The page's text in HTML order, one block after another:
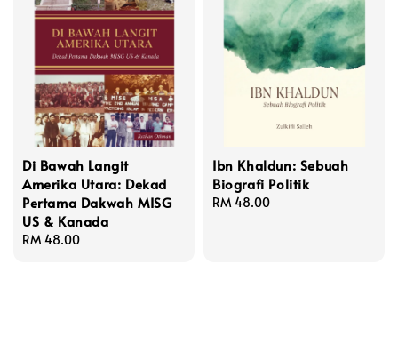
Di Bawah Langit
Amerika Utara: Dekad
Pertama Dakwah MISG
US & Kanada
Regular
RM 48.00
Ibn Khaldun: Sebuah
Biografi Politik
Regular
RM 48.00